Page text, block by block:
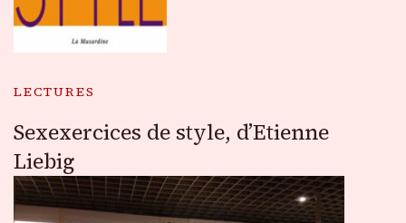
LECTURES
Sexexercices de style, d’Etienne
Liebig